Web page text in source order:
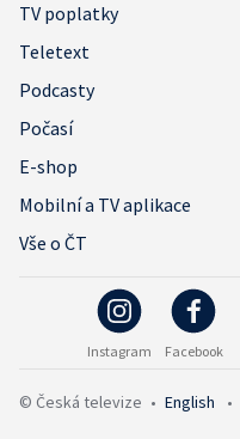
TV poplatky
Teletext
Podcasty
Počasí
E-shop
Mobilní a TV aplikace
Vše o ČT
Instagram Facebook
© Česká televize • English •